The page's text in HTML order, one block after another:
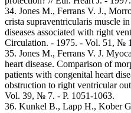
34. Jones M., Ferrans V. J.,
crista supraventricularis muscle
diseases associated with right
Circulation. - 1975. - Vol. 51, №
35. Jones M., Ferrans V. J.
heart disease. Comparison of
patients with congenital heart
obstruction to right ventricular
Vol. 39, № 7. - P. 1051-1063.
36. Kunkel B., Lapp H., Kober